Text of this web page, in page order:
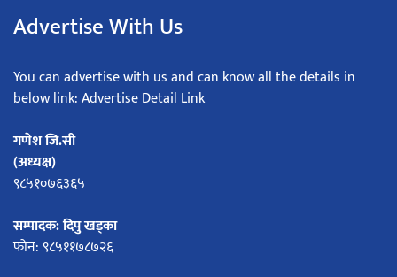
Advertise With Us
You can advertise with us and can know all the details in
below link: Advertise Detail Link
गणेश जि.सी
(अध्यक्ष)
९८५१०७६३६५
सम्पादक: दिपु खड्का
फोन: ९८५११७८७२६